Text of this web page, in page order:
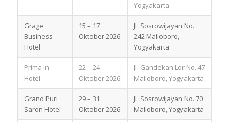
Yogyakarta
Grage
Business
Hotel
15 – 17
Oktober 2026
Jl. Sosrowijayan No.
242 Malioboro,
Yogyakarta
Prima In
Hotel
22 – 24
Oktober 2026
Jl. Gandekan Lor No. 47
Malioboro, Yogyakarta
Grand Puri
Saron Hotel
29 – 31
Oktober 2026
Jl. Sosrowijayan No. 70
Malioboro, Yogyakarta